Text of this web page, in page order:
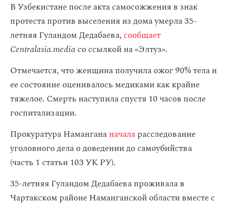
В Узбекистане после акта самосожжения в знак
протеста против выселения из дома умерла 35-
летняя Гуландом Дедабаева,сообщает
Centralasia.mediaсо ссылкой на «Элтуз».
Отмечается, что женщина получила ожог 90% тела и
ее состояние оценивалось медиками как крайне
тяжелое. Смерть наступила спустя 10 часов после
госпитализации.
Прокуратура Намангананачаларасследование
уголовного дела о доведении до самоубийства
(часть 1 статьи 103 УК РУ).
35-летняя Гуландом Дедабаева проживала в
Чартакском районе Наманганской области вместе с